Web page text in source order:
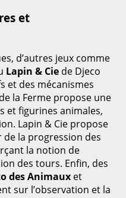
et
d’autres jeux comme
Lapin & Cie de Djeco
et des mécanismes
la Ferme propose une
et figurines animales,
Lapin & Cie propose
la progression des
la notion de
des tours. Enfin, des
des Animaux et
sur l’observation et la